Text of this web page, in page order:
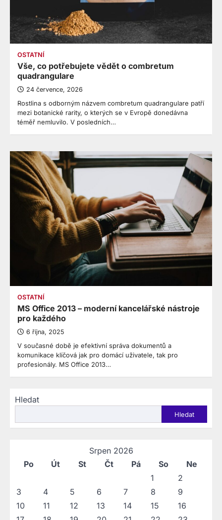
OSTATNÍ
Vše, co potřebujete vědět o combretum
quadrangulare
24 července, 2026
Rostlina s odborným názvem combretum quadrangulare patří
mezi botanické rarity, o kterých se v Evropě donedávna
téměř nemluvilo. V posledních…
OSTATNÍ
MS Office 2013 – moderní kancelářské nástroje
pro každého
6 října, 2025
V současné době je efektivní správa dokumentů a
komunikace klíčová jak pro domácí uživatele, tak pro
profesionály. MS Office 2013…
Hledat
Hledat
Srpen 2026
Po
Út St Čt Pá So
Ne
1
2
3
4 5 6 7 8
9
10
11 12 13 14 15
16